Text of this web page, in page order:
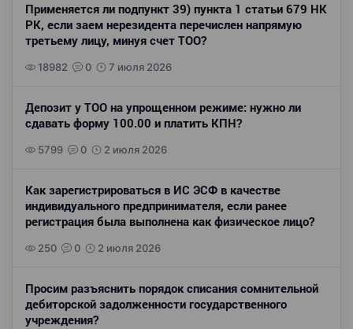
Применяется ли подпункт 39) пункта 1 статьи 679 НК
РК, если заем нерезидента перечислен напрямую
третьему лицу, минуя счет ТОО?
18982 0 7 июля 2026
Депозит у ТОО на упрощенном режиме: нужно ли
сдавать форму 100.00 и платить КПН?
5799 0 2 июля 2026
Как зарегистрироваться в ИС ЭСФ в качестве
индивидуального предпринимателя, если ранее
регистрация была выполнена как физическое лицо?
250 0 2 июля 2026
Просим разъяснить порядок списания сомнительной
дебиторской задолженности государственного
учреждения?